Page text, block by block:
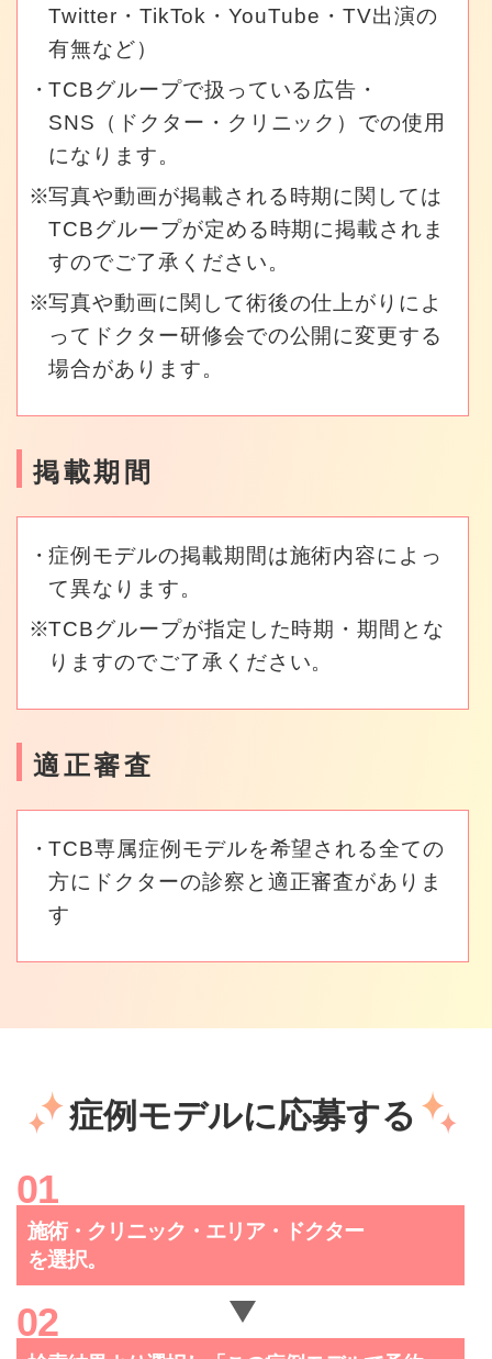
Twitter・TikTok・YouTube・TV出演の
有無など）
TCBグループで扱っている広告・
SNS（ドクター・クリニック）での使用
になります。
写真や動画が掲載される時期に関しては
TCBグループが定める時期に掲載されま
すのでご了承ください。
写真や動画に関して術後の仕上がりによ
ってドクター研修会での公開に変更する
場合があります。
掲載期間
症例モデルの掲載期間は施術内容によっ
て異なります。
TCBグループが指定した時期・期間とな
りますのでご了承ください。
適正審査
TCB専属症例モデルを希望される全ての
方にドクターの診察と適正審査がありま
す
症例モデルに応募する
施術・クリニック・ エリア・ドクター
を選択。